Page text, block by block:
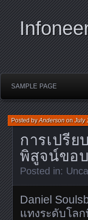
SAMPLE PAGE
การเปรี
พิสูจน์ขอ
Posted byAndersononJuly
Posted in:
Daniel
แทงระดับโล